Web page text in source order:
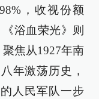
，收视份额
浴血荣光》则
焦从1927年南
年激荡历史，
人民军队一步